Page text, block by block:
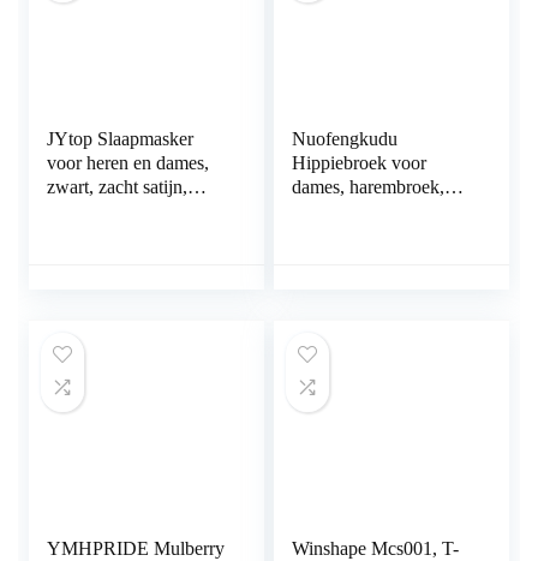
JYtop Slaapmasker
voor heren en dames,
zwart, zacht satijn,
Nuofengkudu
Hippiebroek voor
dames, harembroek,
YMHPRIDE Mulberry
Winshape Mcs001, T-